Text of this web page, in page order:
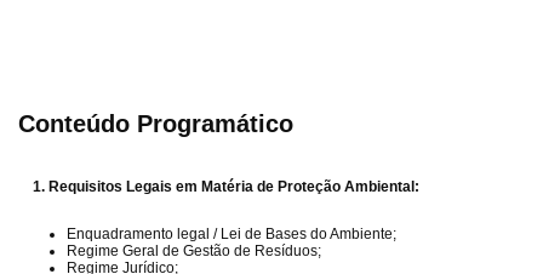
Conteúdo Programático
1. Requisitos Legais em Matéria de Proteção Ambiental:
Enquadramento legal / Lei de Bases do Ambiente;
Regime Geral de Gestão de Resíduos;
Regime Jurídico;